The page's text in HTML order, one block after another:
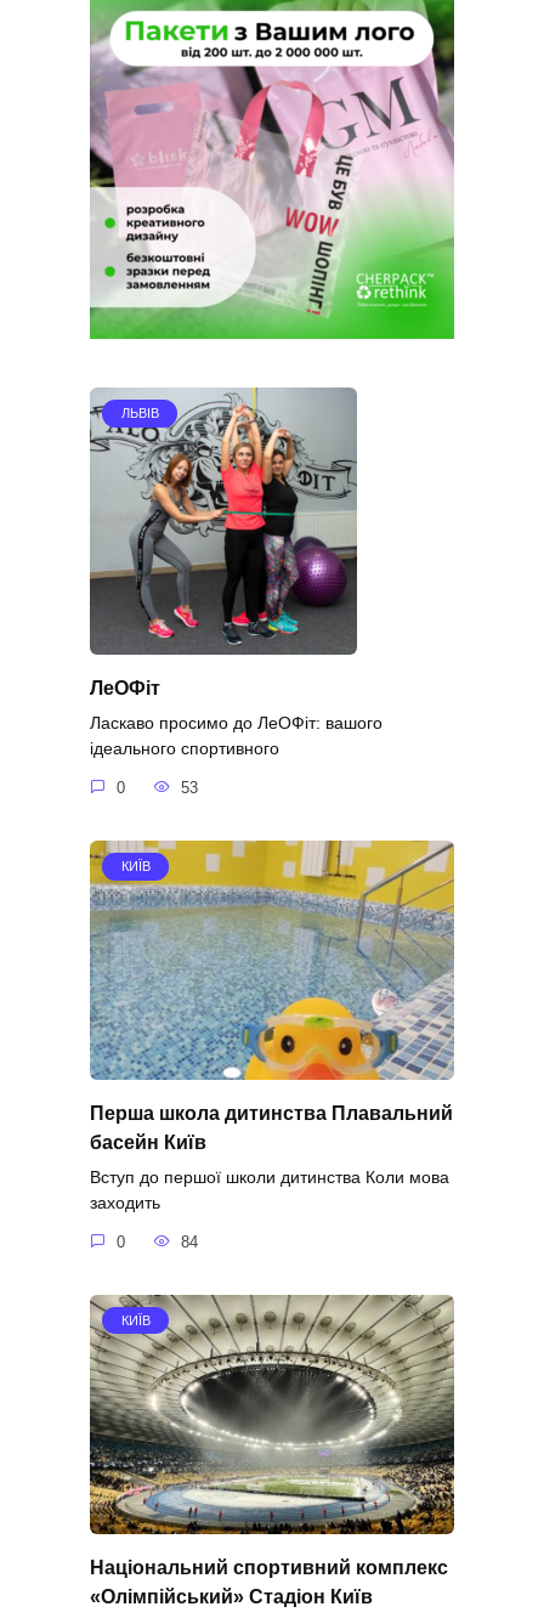
ЛЬВІВ
ЛеОФіт
Ласкаво просимо до ЛеОФіт: вашого
ідеального спортивного
0 53
КИЇВ
Перша школа дитинства Плавальний
басейн Київ
Вступ до першої школи дитинства Коли мова
заходить
0 84
КИЇВ
Національний спортивний комплекс
«Олімпійський» Стадіон Київ